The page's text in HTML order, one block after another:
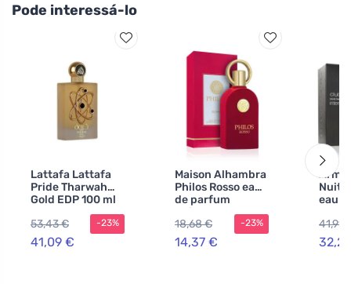
Pode interessá-lo
Lattafa Lattafa
Pride Tharwah
Gold EDP 100 ml
+ EDP 20 ml +
spray corporal
200 ml UNISEX
53,43 €
41,09 €
-23%
Maison Alhambra
Philos Rosso eau
de parfum
unissex 100 ml
18,68 €
14,37 €
-23%
Nuit
eau
ml
41,91